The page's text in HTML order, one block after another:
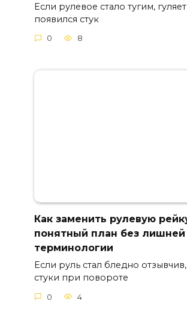
Если рулевое стало тугим,
появился стук
0 8
Как заменить рулевую
понятный план без лишней
терминологии
Если руль стал бледно
стуки при повороте
0 4